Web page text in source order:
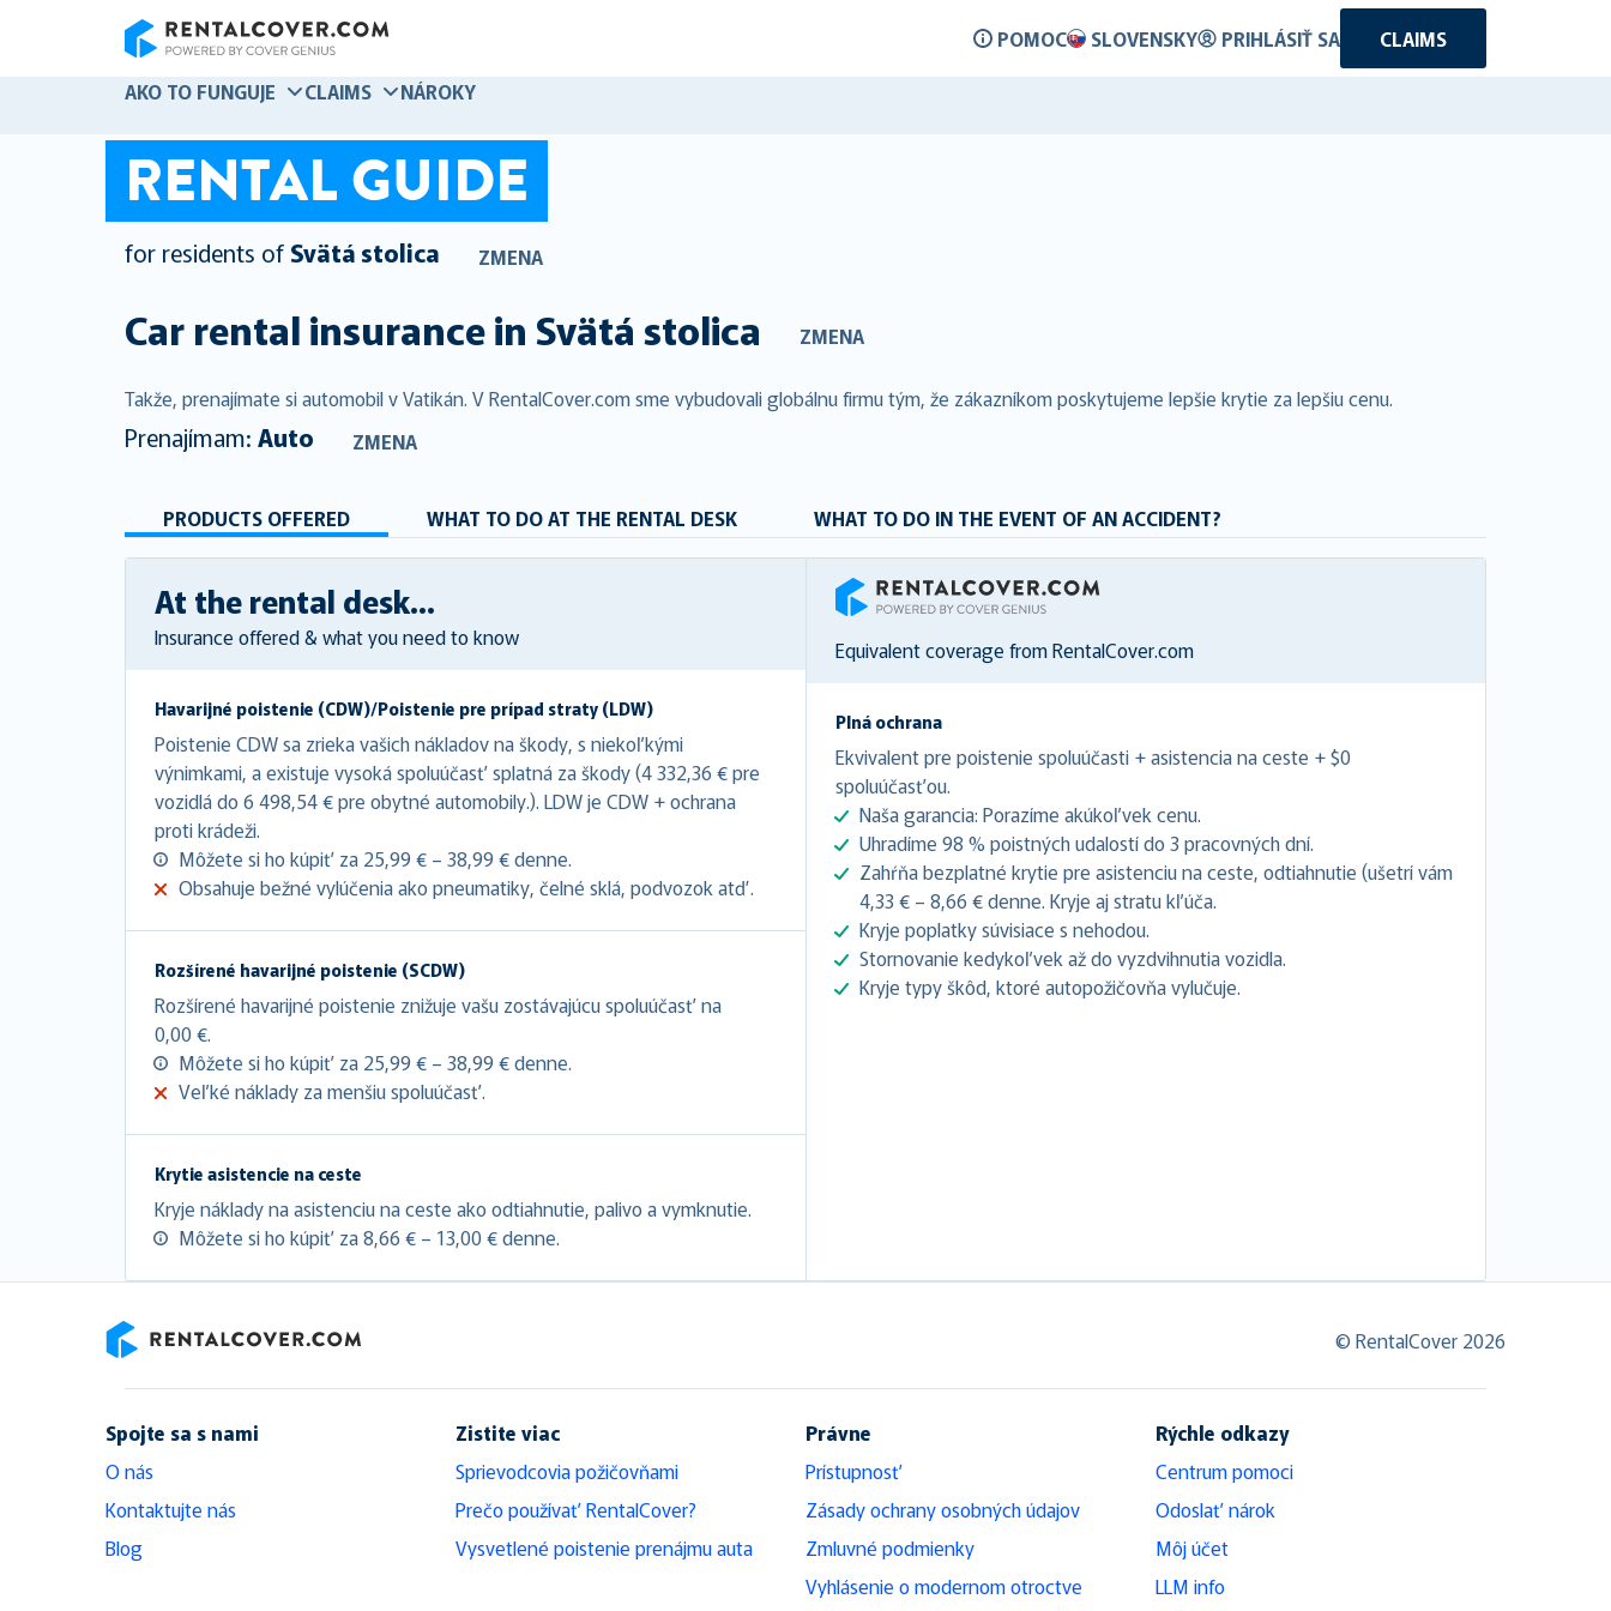
POMOC SLOVENSKY PRIHLÁSIŤ SA
CLAIMS
AKO TO FUNGUJE
CLAIMS NÁROKY
RENTAL GUIDE
for residents of Svätá stolica ZMENA
Car rental insurance inSvätá stolica ZMENA
Takže, prenajímate si automobil v Vatikán. V RentalCover.com sme vybudovali globálnu firmu tým, že zákazníkom poskytujeme lepšie krytie za lepšiu cenu.
Prenajímam: Auto ZMENA
PRODUCTS OFFERED WHAT TO DO AT THE RENTAL DESK WHAT TO DO IN THE EVENT OF AN ACCIDENT?
At the rental desk...
Insurance offered & what you need to know
Havarijné poistenie (CDW)/Poistenie pre prípad straty (LDW)
Poistenie CDW sa zrieka vašich nákladov na škody, s niekoľkými
výnimkami, a existuje vysoká spoluúčasť splatná za škody (4 332,36 € pre
vozidlá do 6 498,54 € pre obytné automobily.). LDW je CDW + ochrana
proti krádeži.
Môžete si ho kúpiť za 25,99 € – 38,99 € denne.
Obsahuje bežné vylúčenia ako pneumatiky, čelné sklá, podvozok atď.
Rozšírené havarijné poistenie (SCDW)
Rozšírené havarijné poistenie znižuje vašu zostávajúcu spoluúčasť na
0,00 €.
Môžete si ho kúpiť za 25,99 € – 38,99 € denne.
Veľké náklady za menšiu spoluúčasť.
Krytie asistencie na ceste
Kryje náklady na asistenciu na ceste ako odtiahnutie, palivo a vymknutie.
Môžete si ho kúpiť za 8,66 € – 13,00 € denne.
RentalCover
Equivalent coverage from RentalCover.com
Plná ochrana
Ekvivalent pre poistenie spoluúčasti + asistencia na ceste + $0
spoluúčasťou.
Naša garancia: Porazíme akúkoľvek cenu.
Uhradíme 98 % poistných udalostí do 3 pracovných dní.
Zahŕňa bezplatné krytie pre asistenciu na ceste, odtiahnutie (ušetrí vám
4,33 € – 8,66 € denne. Kryje aj stratu kľúča.
Kryje poplatky súvisiace s nehodou.
Stornovanie kedykoľvek až do vyzdvihnutia vozidla.
Kryje typy škôd, ktoré autopožičovňa vylučuje.
© RentalCover 2026
Spojte sa s nami
O nás
Kontaktujte nás
Blog
Zistite viac
Sprievodcovia požičovňami
Prečo používať RentalCover?
Vysvetlené poistenie prenájmu auta
Právne
Prístupnosť
Zásady ochrany osobných údajov
Zmluvné podmienky
Vyhlásenie o modernom otroctve
Rýchle odkazy
Centrum pomoci
Odoslať nárok
Môj účet
LLM info